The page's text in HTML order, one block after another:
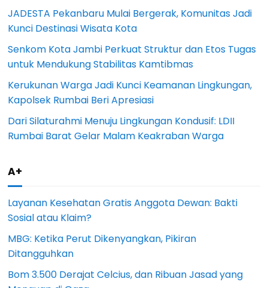
JADESTA Pekanbaru Mulai Bergerak, Komunitas Jadi
Kunci Destinasi Wisata Kota
Senkom Kota Jambi Perkuat Struktur dan Etos Tugas
untuk Mendukung Stabilitas Kamtibmas
Kerukunan Warga Jadi Kunci Keamanan Lingkungan,
Kapolsek Rumbai Beri Apresiasi
Dari Silaturahmi Menuju Lingkungan Kondusif: LDII
Rumbai Barat Gelar Malam Keakraban Warga
A+
Layanan Kesehatan Gratis Anggota Dewan: Bakti
Sosial atau Klaim?
MBG: Ketika Perut Dikenyangkan, Pikiran
Ditangguhkan
Bom 3.500 Derajat Celcius, dan Ribuan Jasad yang